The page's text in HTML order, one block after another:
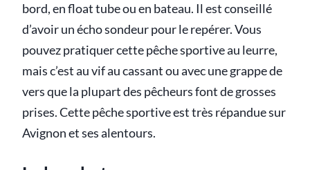
bord, en float tube ou en bateau. Il est conseillé
d’avoir un écho sondeur pour le repérer. Vous
pouvez pratiquer cette pêche sportive au leurre,
mais c’est au vif au cassant ou avec une grappe de
vers que la plupart des pêcheurs font de grosses
prises. Cette pêche sportive est très répandue sur
Avignon et ses alentours.